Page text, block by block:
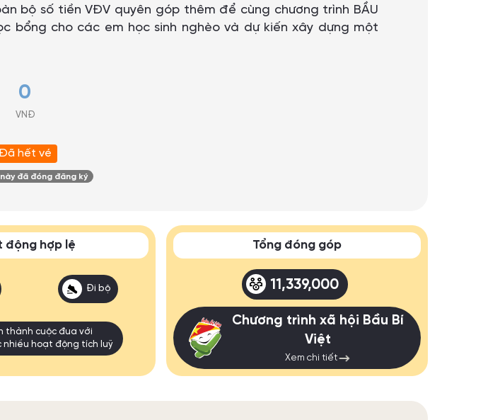
bộ số tiền VĐV quyên góp thêm để cùng chương trình BẦU
bổng cho các em học sinh nghèo và dự kiến xây dựng một
0
VNĐ
Đã hết vé
đã đóng đăng ký
động hợp lệ
Đi bộ
thành cuộc đua với
nhiều hoạt động tích luỹ
Tổng đóng góp
11,339,000
Chương trình xã hội Bầu Bí
Việt
Xem chi tiết